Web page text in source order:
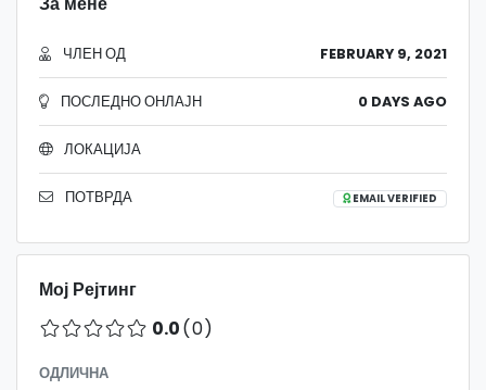
ЧЛЕН ОД FEBRUARY 9, 2021
ПОСЛЕДНО ОНЛАЈН 0 DAYS AGO
ЛОКАЦИЈА
ПОТВРДА EMAIL VERIFIED
Мој Рејтинг
0.0(0)
ОДЛИЧНА